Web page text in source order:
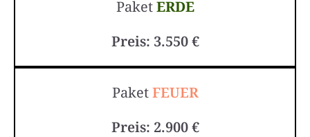
PaketERDE
Preis: 3.550 €
PaketFEUER
Preis: 2.900 €